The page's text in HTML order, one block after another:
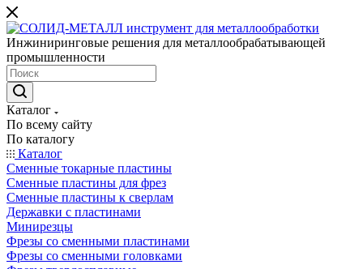
Инжиниринговые решения для металлообрабатывающей
промышленности
Каталог
По всему сайту
По каталогу
Каталог
Сменные токарные пластины
Сменные пластины для фрез
Сменные пластины к сверлам
Державки с пластинами
Минирезцы
Фрезы со сменными пластинами
Фрезы со сменными головками